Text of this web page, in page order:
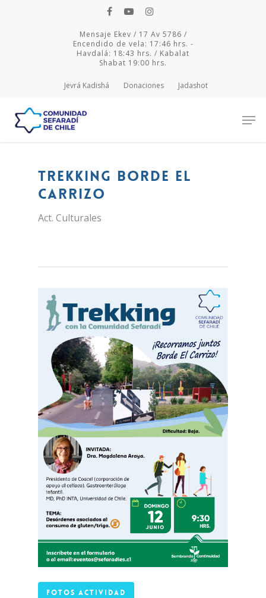
Mensaje Ekev / 17 Av 5786 /
Encendido de vela: 17:46 hrs. -
Havdalá: 18:43 hrs. / Kabalat
Shabat 19:00 hrs.
Jevrá Kadishá Donaciones Jadashot
Hit enter to search or ESC to close
Trekking Borde el
Carrizo
Act. Culturales
Fotos Actividad